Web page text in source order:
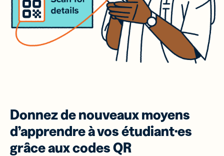
Donnez de nouveaux moyens
d’apprendre à vos étudiant·es
grâce aux codes QR